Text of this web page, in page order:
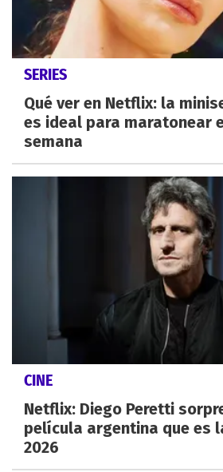
SERIES
Qué ver en Netflix: la
es ideal para maratonear
semana
CINE
Netflix: Diego Peretti
película argentina que es
2026